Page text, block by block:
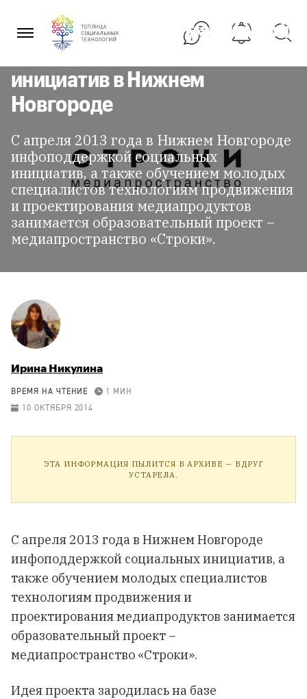
содержаниюзанимается информационной
поддержкой социальных
инициатив в Нижнем
Новгороде
С апреля 2013 года в Нижнем Новгороде
инфоподдержкой социальных
инициатив, а также обучением молодых
специалистов технологиям продвижения
и проектирования медиапродуктов
занимается образовательный проект –
медиапространство «Строки».
Ирина Никулина
ВРЕМЯ НА ЧТЕНИЕ
1 МИН
10 ОКТЯБРЯ 2014
ЭТА ИНФОРМАЦИЯ ПЫЛИТСЯ В АРХИВЕ — ВДРУГ
УСТАРЕЛА.
С апреля 2013 года в Нижнем Новгороде
инфоподдержкой социальных инициатив, а
также обучением молодых специалистов
технологиям продвижения и
проектирования медиапродуктов занимается
образовательный проект –
медиапространство «Строки».
Идея проекта зародилась на базе